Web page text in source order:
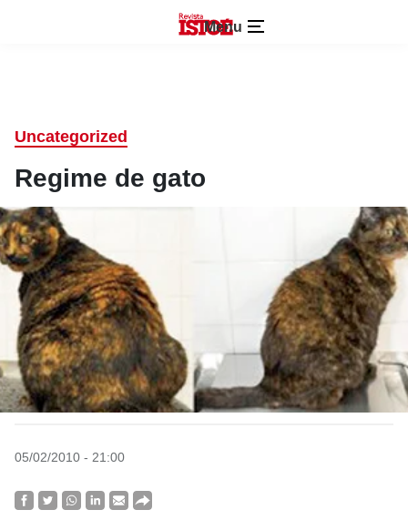
Menu
Uncategorized
Regime de gato
05/02/2010 - 21:00